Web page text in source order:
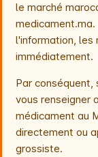
le marché
l'information, les
immédiatement.
Par
vous renseigner
médicament au
directement ou
grossiste.